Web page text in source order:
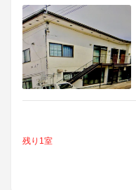
残り1室